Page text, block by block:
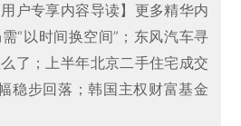
用户专享内容导读】更多精华内
“以时间换空间”；东风汽车寻
了；上半年北京二手住宅成交
稳步回落；韩国主权财富基金